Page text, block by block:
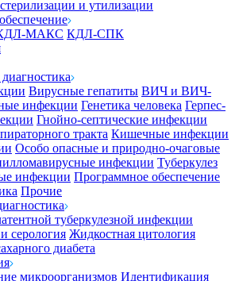
и утилизации
МАКС КДЛ-СПК
Вирусные гепатиты ВИЧ и ВИЧ-
инфекции Генетика человека Герпес-
Гнойно-септические инфекции
тракта Кишечные инфекции
Особо опасные и природно-очаговые
инфекции Туберкулез
инфекции Программное обеспечение
Прочие
туберкулезной инфекции
серология Жидкостная цитология
диабета
микроорганизмов Идентификация